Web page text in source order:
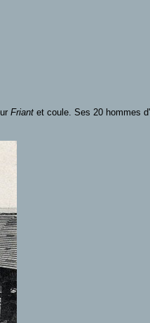
Friant et coule. Ses 20 hommes